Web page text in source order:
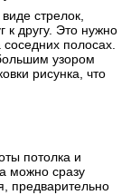
идентичный
другу. Это нужно
полосах.
узором
рисунка, что